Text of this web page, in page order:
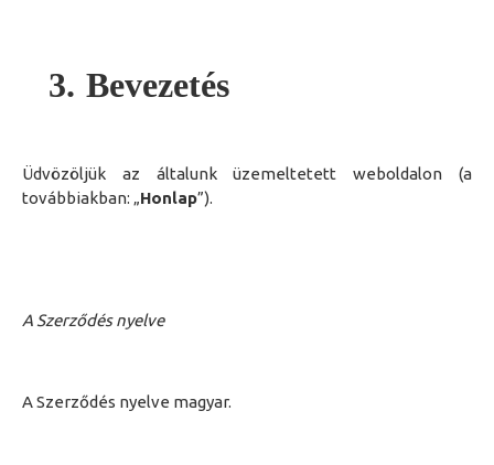
3. Bevezetés
Üdvözöljük az általunküzemeltetett weboldalon(a
továbbiakban: „Honlap”).
A Szerződés nyelve
ASzerződés nyelve magyar.